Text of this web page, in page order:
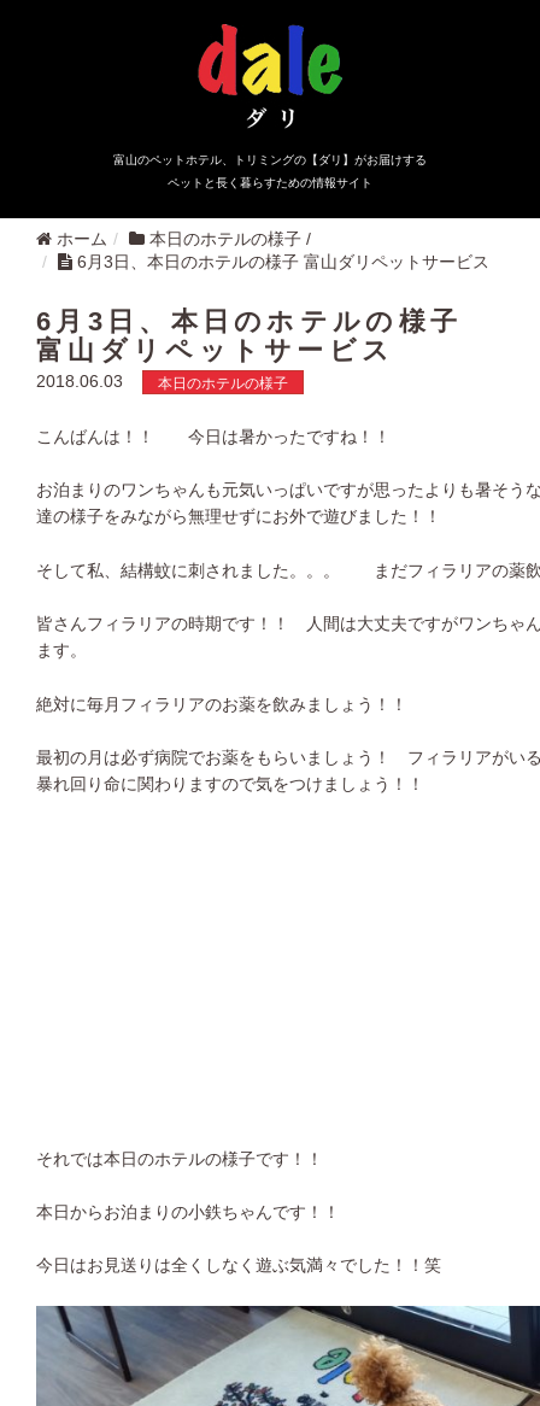
富山のペットホテル、トリミングの【ダリ】がお届けする
ペットと長く暮らすための情報サイト
ホーム 本日のホテルの様子 /
6月3日、本日のホテルの様子 富山ダリペットサービス
6月3日、本日のホテルの様子
富山ダリペットサービス
2018.06.03 本日のホテルの様子
こんばんは！！ 今日は暑かったですね！！
お泊まりのワンちゃんも元気いっぱいですが思ったよりも暑そう
達の様子をみながら無理せずにお外で遊びました！！
そして私、結構蚊に刺されました。。。 まだフィラリアの薬
皆さんフィラリアの時期です！！ 人間は大丈夫ですがワンちゃ
ます。
絶対に毎月フィラリアのお薬を飲みましょう！！
最初の月は必ず病院でお薬をもらいましょう！ フィラリアがい
暴れ回り命に関わりますので気をつけましょう！！
それでは本日のホテルの様子です！！
本日からお泊まりの小鉄ちゃんです！！
今日はお見送りは全くしなく遊ぶ気満々でした！！笑